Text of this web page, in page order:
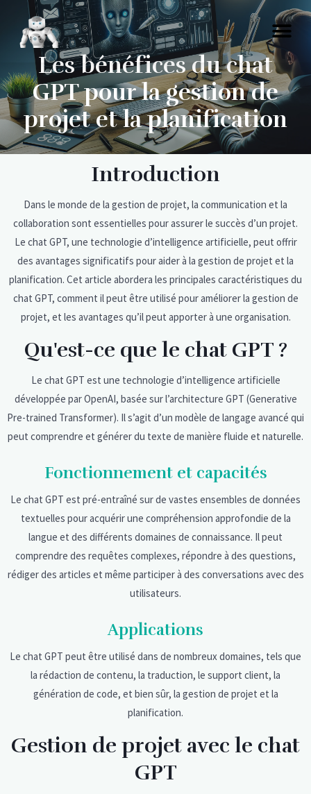
Les bénéfices du chat
GPT pour la gestion de
projet et la planification
Introduction
Dans le monde de la gestion de projet, la communication et la
collaboration sont essentielles pour assurer le succès d’un projet.
Le chat GPT, une technologie d’intelligence artificielle, peut offrir
des avantages significatifs pour aider à la gestion de projet et la
planification. Cet article abordera les principales caractéristiques du
chat GPT, comment il peut être utilisé pour améliorer la gestion de
projet, et les avantages qu’il peut apporter à une organisation.
Qu'est-ce que le chat GPT ?
Le chat GPT est une technologie d’intelligence artificielle
développée par OpenAI, basée sur l’architecture GPT (Generative
Pre-trained Transformer). Il s’agit d’un modèle de langage avancé qui
peut comprendre et générer du texte de manière fluide et naturelle.
Fonctionnement et capacités
Le chat GPT est pré-entraîné sur de vastes ensembles de données
textuelles pour acquérir une compréhension approfondie de la
langue et des différents domaines de connaissance. Il peut
comprendre des requêtes complexes, répondre à des questions,
rédiger des articles et même participer à des conversations avec des
utilisateurs.
Applications
Le chat GPT peut être utilisé dans de nombreux domaines, tels que
la rédaction de contenu, la traduction, le support client, la
génération de code, et bien sûr, la gestion de projet et la
planification.
Gestion de projet avec le chat
GPT